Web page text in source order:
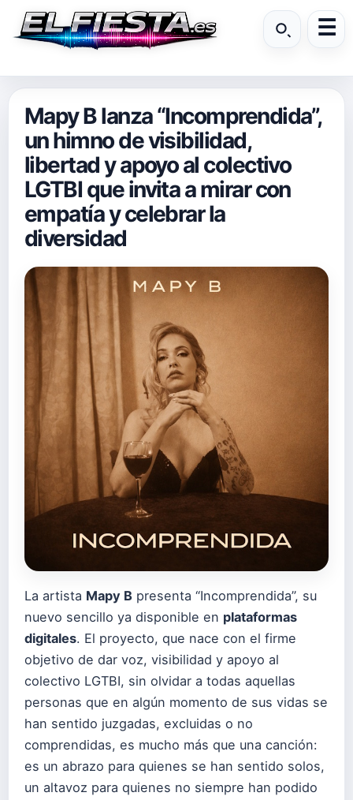
Mapy B lanza “Incomprendida”,
un himno de visibilidad,
libertad y apoyo al colectivo
LGTBI que invita a mirar con
empatía y celebrar la
diversidad
La artista Mapy B presenta “Incomprendida”, su
nuevo sencillo ya disponible en plataformas
digitales. El proyecto, que nace con el firme
objetivo de dar voz, visibilidad y apoyo al
colectivo LGTBI, sin olvidar a todas aquellas
personas que en algún momento de sus vidas se
han sentido juzgadas, excluidas o no
comprendidas, es mucho más que una canción:
es un abrazo para quienes se han sentido solos,
un altavoz para quienes no siempre han podido